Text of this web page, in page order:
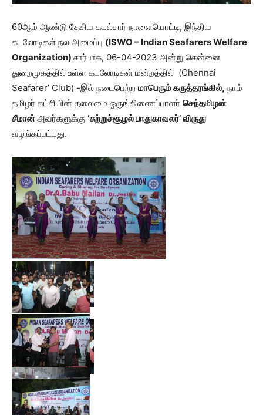
60ஆம் ஆண்டு தேசிய கடல்சார் நாளையொட்டி, இந்திய
கடலோடிகள் நல அமைப்பு (ISWO – Indian Seafarers Welfare
Organization) சார்பாக, 06-04-2023 அன்று சென்னை
துறைமுகத்தில் உள்ள கடலோடிகள் மன்றத்தில் (Chennai
Seafarer’ Club) -இல் நடைபெற்ற மாபெரும் கருத்தரங்கில், நாம்
தமிழர் கட்சியின் தலைமை ஒருங்கிணைப்பாளர் செந்தமிழன்
சீமான்அவர்களுக்கு ‘சுற்றுச்சூழல் பாதுகாவலர்’ விருது
வழங்கப்பட்டது.